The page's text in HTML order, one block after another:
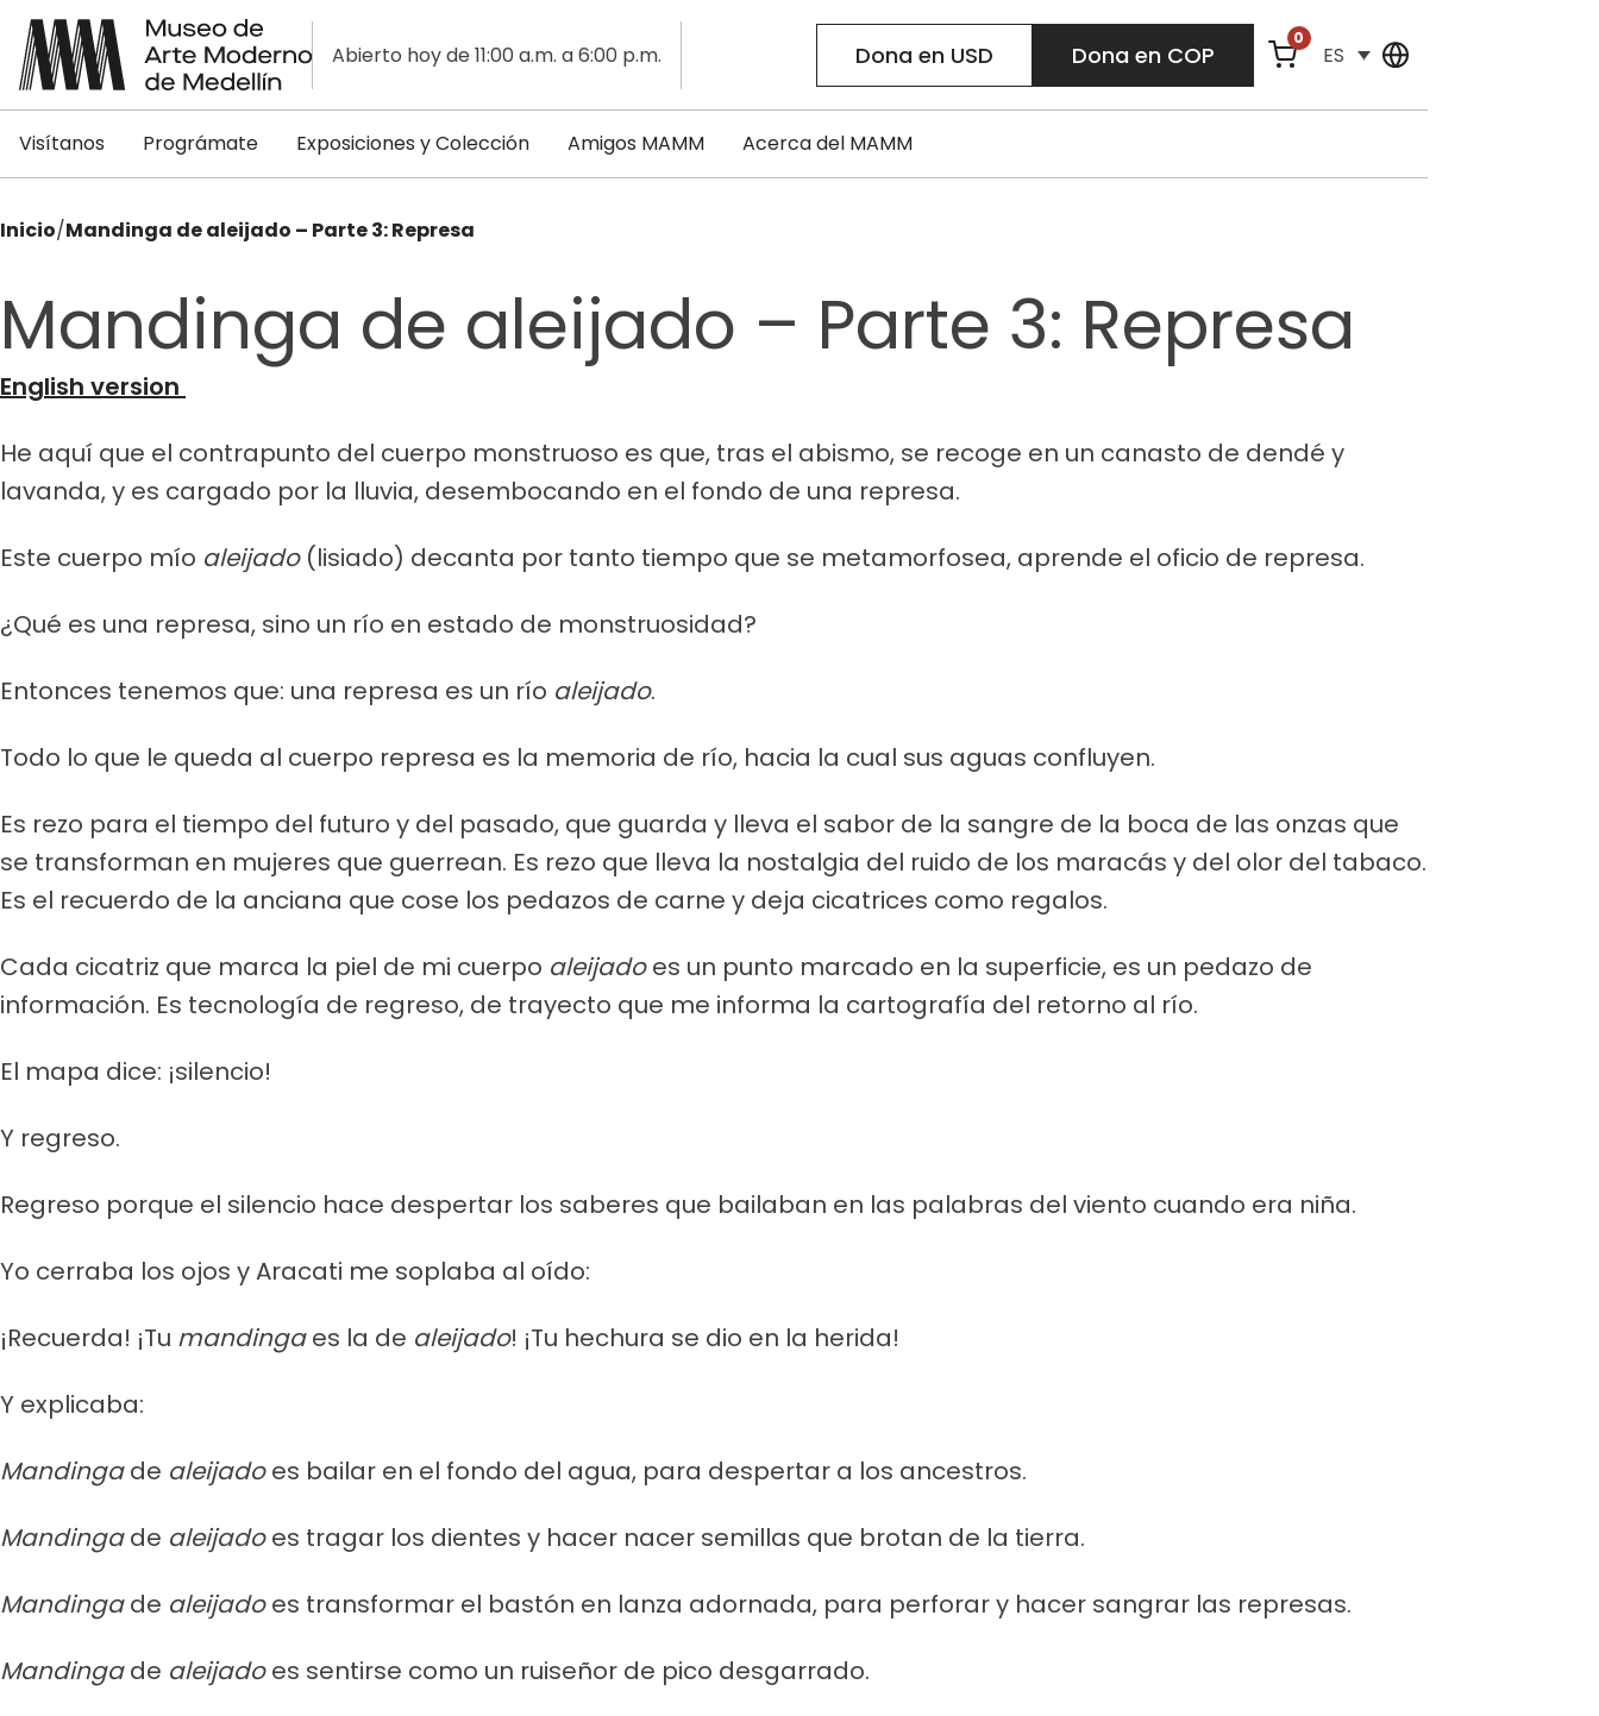
Abierto hoy de 11:00 a.m. a 6:00 p.m. Dona en USD Dona en COP
0
ES
Visítanos Prográmate Exposiciones y Colección Amigos MAMM Acerca del MAMM
Inicio/Mandinga de aleijado – Parte 3: Represa
Mandinga de aleijado – Parte 3: Represa
English version
He aquí que el contrapunto del cuerpo monstruoso es que, tras el abismo, se recoge en un canasto de dendé y
lavanda, y es cargado por la lluvia, desembocando en el fondo de una represa.
Este cuerpo mío aleijado(lisiado) decanta por tanto tiempo que se metamorfosea, aprende el oficio de represa.
¿Qué es una represa, sino un río en estado de monstruosidad?
Entonces tenemos que: una represa es un río aleijado.
Todo lo que le queda al cuerpo represa es la memoria de río, hacia la cual sus aguas confluyen.
Es rezo para el tiempo del futuro y del pasado, que guarda y lleva el sabor de la sangre de la boca de las onzas que
se transforman en mujeres que guerrean. Es rezo que lleva la nostalgia del ruido de los maracás y del olor del tabaco.
Es el recuerdo de la anciana que cose los pedazos de carne y deja cicatrices como regalos.
Cada cicatriz que marca la piel de mi cuerpo aleijadoes un punto marcado en la superficie, es un pedazo de
información. Es tecnología de regreso, de trayecto que me informa la cartografía del retorno al río.
El mapa dice: ¡silencio!
Y regreso.
Regreso porque el silencio hace despertar los saberes que bailaban en las palabras del viento cuando era niña.
Yo cerraba los ojos y Aracati me soplaba al oído:
¡Recuerda! ¡Tu mandingaes la de aleijado! ¡Tu hechura se dio en la herida!
Y explicaba:
Mandingade aleijadoes bailar en el fondo del agua, para despertar a los ancestros.
Mandingade aleijadoes tragar los dientes y hacer nacer semillas que brotan de la tierra.
Mandingade aleijadoes transformar el bastón en lanza adornada, para perforar y hacer sangrar las represas.
Mandingade aleijadoes sentirse como un ruiseñor de pico desgarrado.